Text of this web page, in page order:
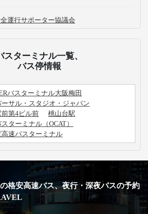
運行サポーター協議会
スターミナル一覧、
バス停情報
バスターミナル大阪梅田
サル・スタジオ・ジャパン
前第4ビル前
桃山台駅
ターミナル（OCAT）
高速バスターミナル
格安高速バス、夜行・深夜バスの予約